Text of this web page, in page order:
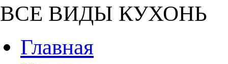
ВСЕ ВИДЫ КУХОНЬ
Главная